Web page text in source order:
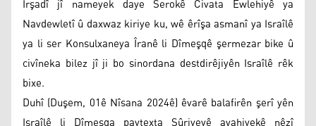
Îrşadî jî nameyek daye Serokê Civata Ewlehiyê ya
Navdewletî û daxwaz kiriye ku, wê êrîşa asmanî ya Israîlê
ya li ser Konsulxaneya Îranê li Dîmeşqê şermezar bike û
civîneka bilez jî ji bo sinordana destdirêjiyên Israîlê rêk
bixe.
Duhî (Duşem, 01ê Nîsana 2024ê) êvarê balafirên şerî yên